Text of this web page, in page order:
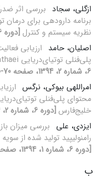
ازگلی، سجاد بررسی اثر
برنامه دارودهی برای
نظریه سیستم و کنترل [دوره 6، شماره 1، 1394، صفحه 30-40]
اصلیان، حامد ارزیابی
پلی‌فنلی توتیای‌دریایی Echinometra mathaei خلیج‌فارس
6، شماره 2، 1394، صفحه 70-80]
امراللهی بیوکی، نرگس
خلیج‌فارس [دوره 6، شماره 2، 1394، صفحه 70-80]
ایزدی، علی بررسی میزان
رامنولیپید تولید شده از
[دوره 6، شماره 1، 1394، صفحه 20-30]
ب